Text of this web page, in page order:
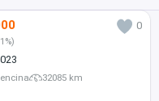
0
32085 km